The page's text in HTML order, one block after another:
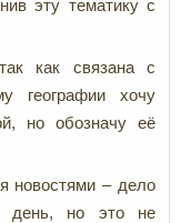
эту тематику с
как связана с
географии хочу
но обозначу её
новостями – дело
день, но это не